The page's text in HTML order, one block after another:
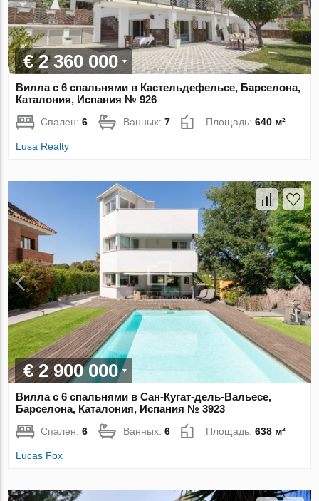
€ 2 360 000
Вилла с 6 спальнями в Кастельдефельсе, Барселона,
Каталония, Испания № 926
Спален:6 Ванных:7 Площадь:640 м²
Lusa Realty
€ 2 900 000
Вилла с 6 спальнями в Сан-Кугат-дель-Вальесе,
Барселона, Каталония, Испания № 3923
Спален:6 Ванных:6 Площадь:638 м²
Lucas Fox